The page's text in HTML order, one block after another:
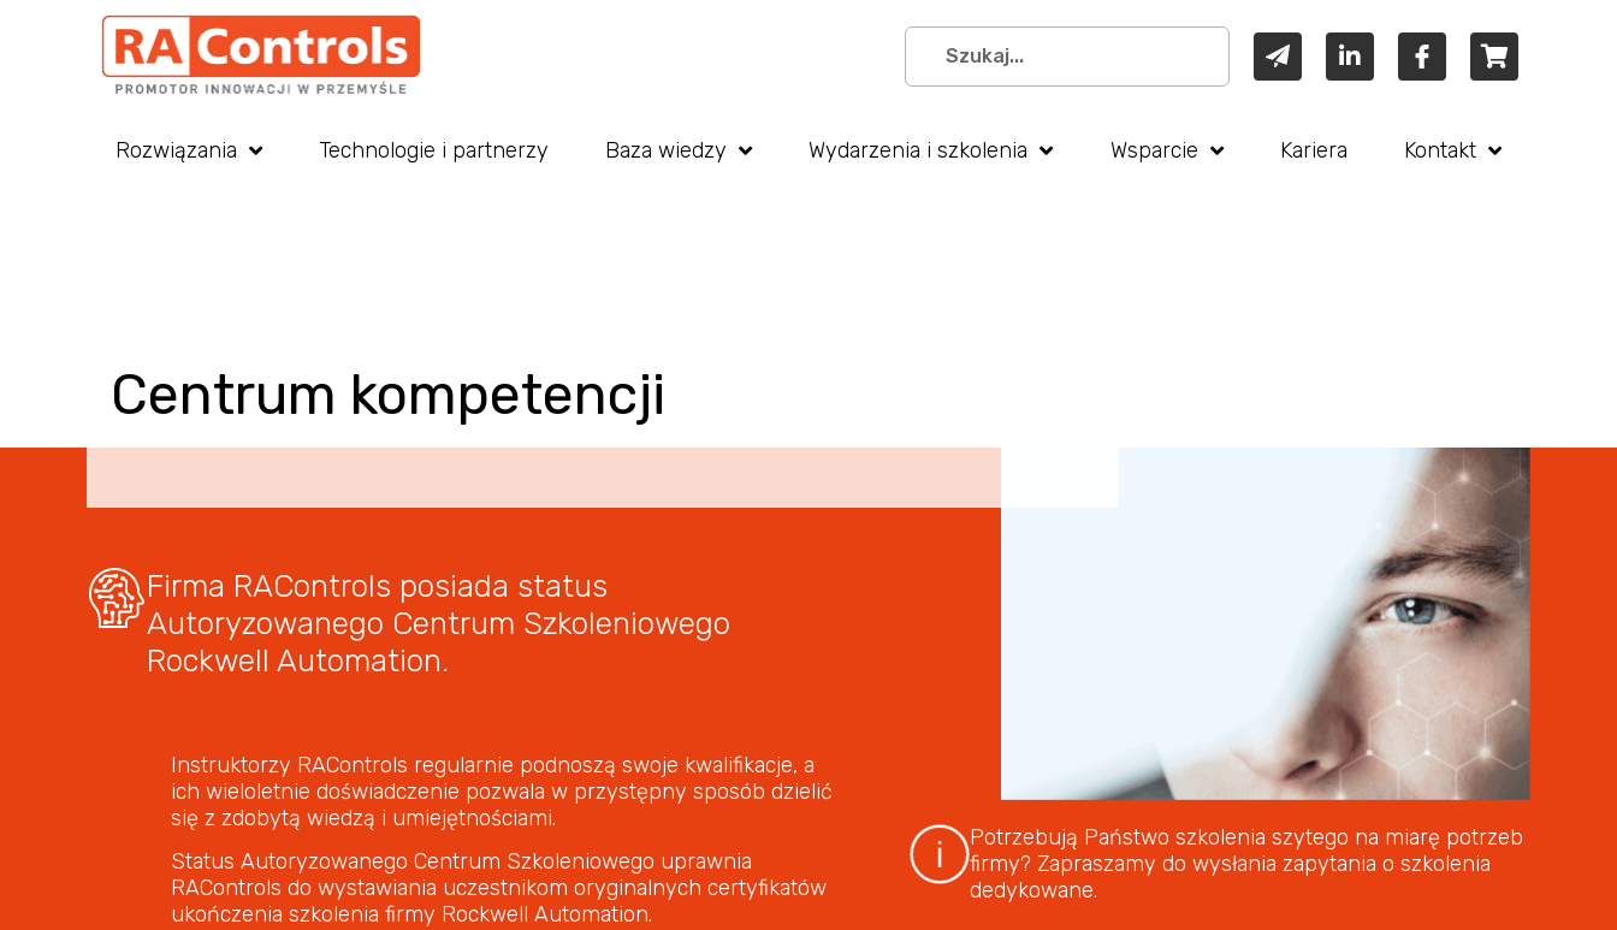
Rozwiązania Technologie i partnerzy Baza wiedzy Wydarzenia i szkolenia Wsparcie Kariera Kontakt
Centrum kompetencji
Firma RAControls posiada status
Autoryzowanego Centrum Szkoleniowego
Rockwell Automation.
Instruktorzy RAControls regularnie podnoszą swoje kwalifikacje, a
ich wieloletnie doświadczenie pozwala w przystępny sposób dzielić
się z zdobytą wiedzą i umiejętnościami.
Status Autoryzowanego Centrum Szkoleniowego uprawnia
RAControls do wystawiania uczestnikom oryginalnych certyfikatów
ukończenia szkolenia firmy Rockwell Automation.
Potrzebują Państwo szkolenia szytego na miarę potrzeb
firmy? Zapraszamy do wysłania zapytania o szkolenia
dedykowane.